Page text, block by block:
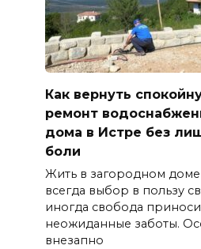
Как вернуть
ремонт
дома в Истре без
боли
Жить в загородном
всегда выбор в пользу
иногда свобода
неожиданные заботы.
внезапно